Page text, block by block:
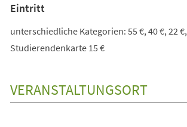
Eintritt
unterschiedliche Kategorien: 55 €, 40 €, 22 €,
Studierendenkarte 15 €
VERANSTALTUNGSORT